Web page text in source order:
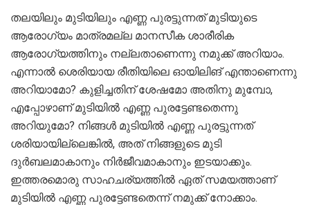
തലയിലും മുടിയിലും എണ്ണ പുരട്ടുന്നത് മുടിയുടെ
ആരോഗ്യം മാത്രമല്ല മാനസീക ശാരീരിക
ആരോഗ്യത്തിനും നല്ലതാണെന്നു നമുക്ക് അറിയാം.
എന്നാൽ ശെരിയായ രീതിയിലെ ഓയിലിങ് എന്താണെന്നു
അറിയാമോ? കുളിച്ചതിന് ശേഷമോ അതിനു മുമ്പോ,
എപ്പോഴാണ് മുടിയിൽ എണ്ണ പുരട്ടേണ്ടതെന്നു
അറിയുമോ? നിങ്ങൾ മുടിയിൽ എണ്ണ പുരട്ടുന്നത്
ശരിയായില്ലെങ്കിൽ, അത് നിങ്ങളുടെ മുടി
ദുർബലമാകാനും നിർജീവമാകാനും ഇടയാക്കും.
ഇത്തരമൊരു സാഹചര്യത്തിൽ ഏത് സമയത്താണ്
മുടിയിൽ എണ്ണ പുരട്ടേണ്ടതെന്ന് നമുക്ക് നോക്കാം.